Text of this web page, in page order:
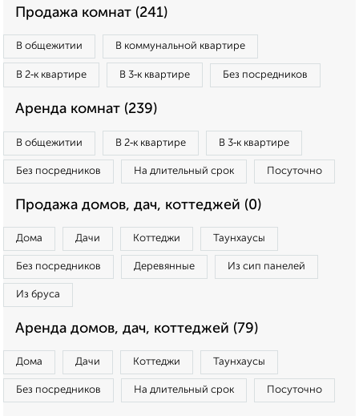
Продажа комнат (241)
В общежитии В коммунальной квартире
В 2‑к квартире В 3‑к квартире Без посредников
Аренда комнат (239)
В общежитии В 2‑к квартире В 3‑к квартире
Без посредников На длительный срок Посуточно
Продажа домов, дач, коттеджей (0)
Дома Дачи Коттеджи Таунхаусы
Без посредников Деревянные Из сип панелей
Из бруса
Аренда домов, дач, коттеджей (79)
Дома Дачи Коттеджи Таунхаусы
Без посредников На длительный срок Посуточно